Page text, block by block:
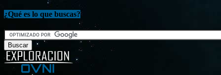
¿Qué es lo que buscas?